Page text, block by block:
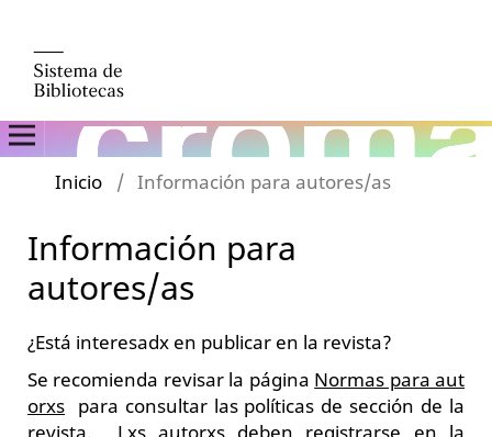
Inicio / Información para autores/as
Información para
autores/as
¿Está interesadx en publicar en la revista?
Se recomienda revisar la página Normas para aut
orxspara consultar las políticas de sección de la